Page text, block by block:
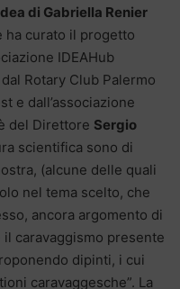
di Gabriella Renier
ha curato il progetto
IDEAHub
dal Rotary Club Palermo
e dall’associazione
del Direttore Sergio
scientifica sono di
(alcune delle quali
nel tema scelto, che
ancora argomento di
caravaggismo presente
dipinti, i cui
caravaggesche”. La